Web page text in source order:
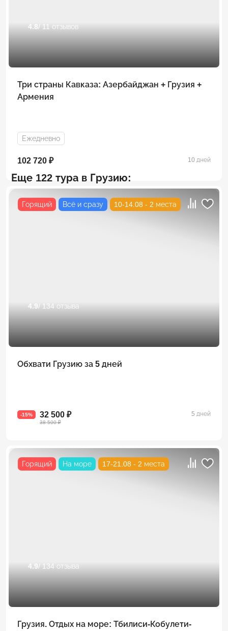
4.8/ 11 отзывов
Три страны Кавказа: Азербайджан + Грузия +
Армения
Ежедневно
102 720 ₽ 10 дней
Еще 122 тура в Грузию:
Горящий Всё и сразу 10-14.08 - 2 места
4.9/ 134 отзыва
Обхвати Грузию за 5 дней
-15% 32 500 ₽
38 500 ₽
5 дней
Горящий На море 17-21.08 - 2 места
4.9 / 134 отзыва
Грузия. Отдых на море: Тбилиси-Кобулети-